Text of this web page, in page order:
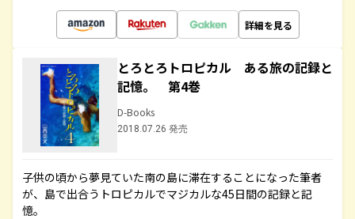
詳細を見る
とろとろトロピカル ある旅の記録と
記憶。 第4巻
D-Books
2018.07.26 発売
子供の頃から夢見ていた南の島に滞在することになった筆者
が、島で出合うトロピカルでマジカルな45日間の記録と記
憶。